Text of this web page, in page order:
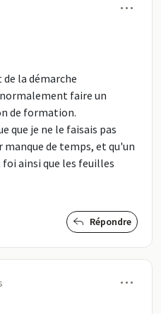
la démarche
faire un
de formation.
que je ne le faisais pas
de temps, et qu'un
ainsi que les feuilles
Répondre